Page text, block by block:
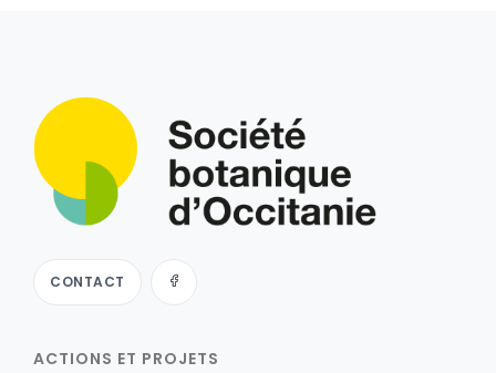
CONTACT
ACTIONS ET PROJETS